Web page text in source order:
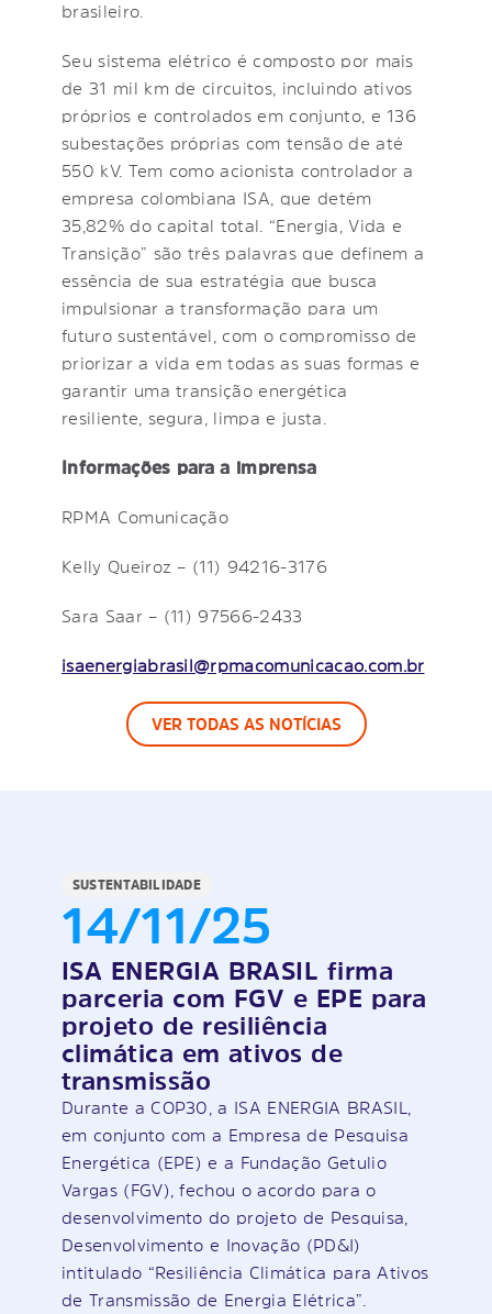
brasileiro.
Seu sistema elétrico é composto por mais
de 31 mil km de circuitos, incluindo ativos
próprios e controlados em conjunto, e 136
subestações próprias com tensão de até
550 kV. Tem como acionista controlador a
empresa colombiana ISA, que detém
35,82% do capital total. “Energia, Vida e
Transição” são três palavras que definem a
essência de sua estratégia que busca
impulsionar a transformação para um
futuro sustentável, com o compromisso de
priorizar a vida em todas as suas formas e
garantir uma transição energética
resiliente, segura, limpa e justa.
Informações para a imprensa
RPMA Comunicação
Kelly Queiroz – (11) 94216-3176
Sara Saar – (11) 97566-2433
isaenergiabrasil@rpmacomunicacao.com.br
VER TODAS AS NOTÍCIAS
SUSTENTABILIDADE
14/11/25
ISA ENERGIA BRASIL firma
parceria com FGV e EPE para
projeto de resiliência
climática em ativos de
transmissão
Durante a COP30, a ISA ENERGIA BRASIL,
em conjunto com a Empresa de Pesquisa
Energética (EPE) e a Fundação Getulio
Vargas (FGV), fechou o acordo para o
desenvolvimento do projeto de Pesquisa,
Desenvolvimento e Inovação (PD&I)
intitulado “Resiliência Climática para Ativos
de Transmissão de Energia Elétrica”.